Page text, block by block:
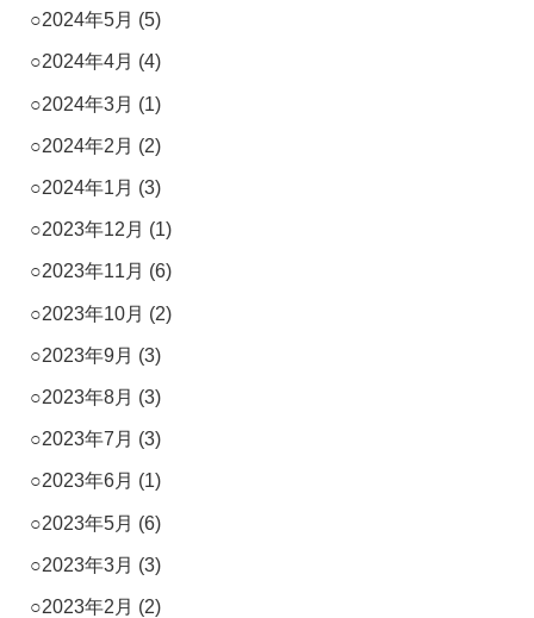
2024年5月 (5)
2024年4月 (4)
2024年3月 (1)
2024年2月 (2)
2024年1月 (3)
2023年12月 (1)
2023年11月 (6)
2023年10月 (2)
2023年9月 (3)
2023年8月 (3)
2023年7月 (3)
2023年6月 (1)
2023年5月 (6)
2023年3月 (3)
2023年2月 (2)